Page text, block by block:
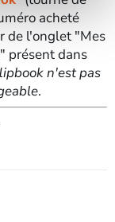
acheté
de l'onglet "Mes
présent dans
n'est pas
.